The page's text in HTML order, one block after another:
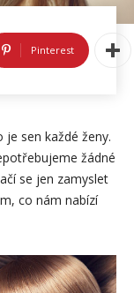
Pinterest
je sen každé ženy.
žádné
se jen zamyslet
co nám nabízí